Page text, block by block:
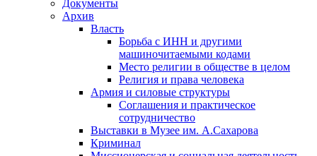
Документы
Архив
Власть
Борьба с ИНН и другими
машиночитаемыми кодами
Место религии в обществе в целом
Религия и права человека
Армия и силовые структуры
Соглашения и практическое
сотрудничество
Выставки в Музее им. А.Сахарова
Криминал